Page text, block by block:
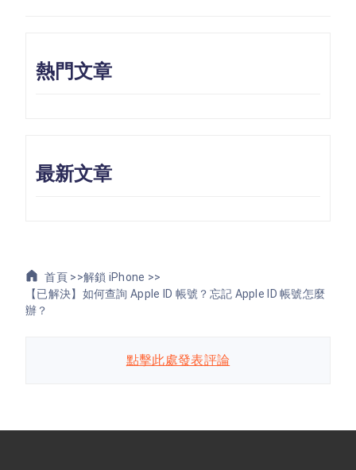
熱門文章
最新文章
首頁 >>解鎖 iPhone >>
【已解決】如何查詢 Apple ID 帳號？忘記 Apple ID 帳號怎麼
辦？
點擊此處發表評論